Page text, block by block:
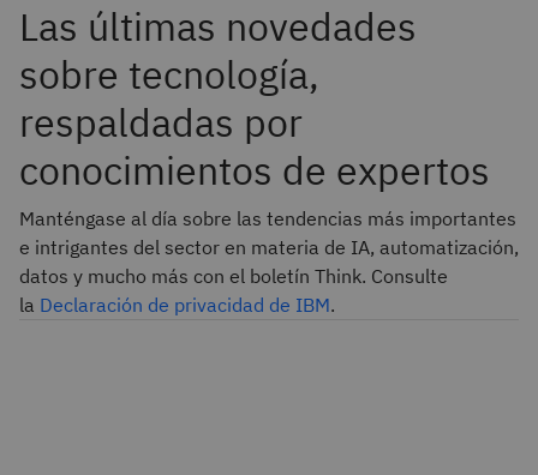
Las últimas novedades
sobre tecnología,
respaldadas por
conocimientos de expertos
Manténgase al día sobre las tendencias más importantes
e intrigantes del sector en materia de IA, automatización,
datos y mucho más con el boletín Think. Consulte
la Declaración de privacidad de IBM.